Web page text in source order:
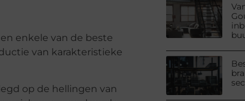
enkele van de beste
van karakteristieke
op de hellingen van